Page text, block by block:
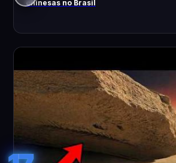
chinesas no Brasil